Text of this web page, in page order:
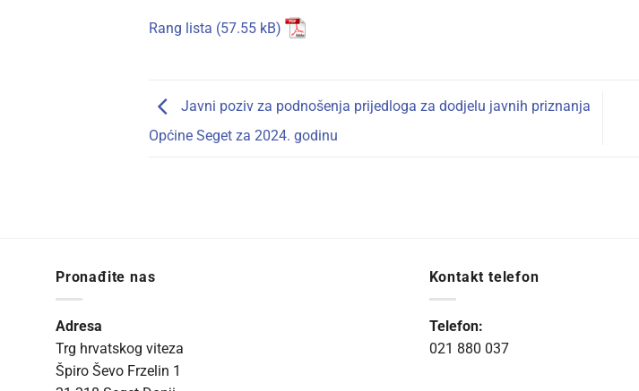
Rang lista
Javni poziv za podnošenja prijedloga za dodjelu javnih priznanja
Općine Seget za 2024. godinu
Pronađite nas
Adresa
Trg hrvatskog viteza
Špiro Ševo Frzelin 1
Kontakt telefon
Telefon:
021 880 037